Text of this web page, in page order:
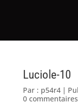
Luciole-10
Par : p54r4 |
0 commentaires